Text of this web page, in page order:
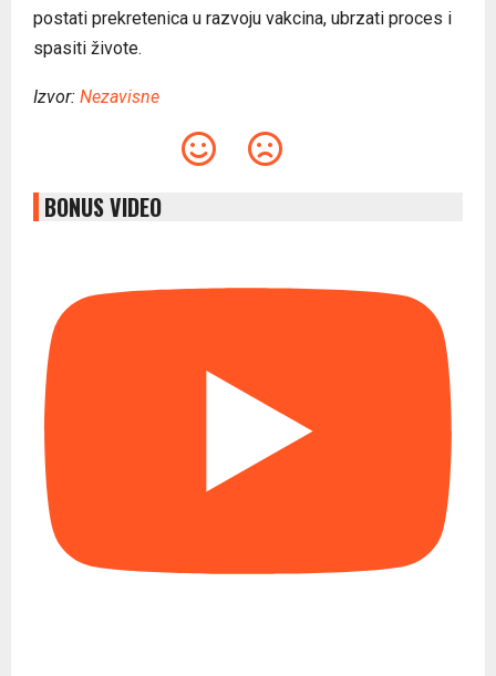
postati prekretenica u razvoju vakcina, ubrzati proces i
spasiti živote.
Izvor: Nezavisne
BONUS VIDEO